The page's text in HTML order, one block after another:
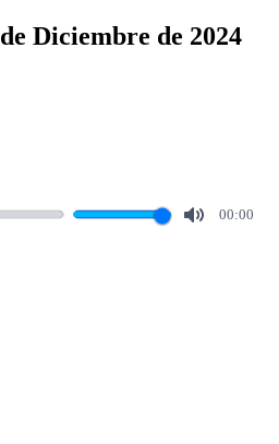
Diciembre de 2024
00:00